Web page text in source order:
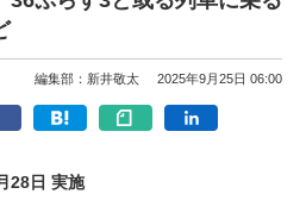
編集部：新井敬太 2025年9月25日 06:00
28日 実施